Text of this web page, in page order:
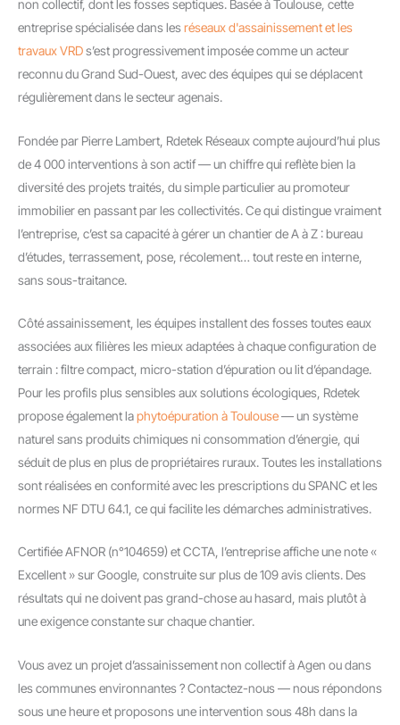
non collectif, dont les fosses septiques. Basée à Toulouse, cette
entreprise spécialisée dans lesréseaux d'assainissement et les
travaux VRDs’est progressivement imposée comme un acteur
reconnu du Grand Sud-Ouest, avec des équipes qui se déplacent
régulièrement dans le secteur agenais.
Fondée par Pierre Lambert, Rdetek Réseaux compte aujourd’hui plus
de 4 000 interventions à son actif — un chiffre qui reflète bien la
diversité des projets traités, du simple particulier au promoteur
immobilier en passant par les collectivités. Ce qui distingue vraiment
l’entreprise, c’est sa capacité à gérer un chantier de A à Z : bureau
d’études, terrassement, pose, récolement… tout reste en interne,
sans sous-traitance.
Côté assainissement, les équipes installent des fosses toutes eaux
associées aux filières les mieux adaptées à chaque configuration de
terrain : filtre compact, micro-station d’épuration ou lit d’épandage.
Pour les profils plus sensibles aux solutions écologiques, Rdetek
propose également laphytoépuration à Toulouse— un système
naturel sans produits chimiques ni consommation d’énergie, qui
séduit de plus en plus de propriétaires ruraux. Toutes les installations
sont réalisées en conformité avec les prescriptions du SPANC et les
normes NF DTU 64.1, ce qui facilite les démarches administratives.
Certifiée AFNOR (n°104659) et CCTA, l’entreprise affiche une note «
Excellent » sur Google, construite sur plus de 109 avis clients. Des
résultats qui ne doivent pas grand-chose au hasard, mais plutôt à
une exigence constante sur chaque chantier.
Vous avez un projet d’assainissement non collectif à Agen ou dans
les communes environnantes ? Contactez-nous — nous répondons
sous une heure et proposons une intervention sous 48h dans la